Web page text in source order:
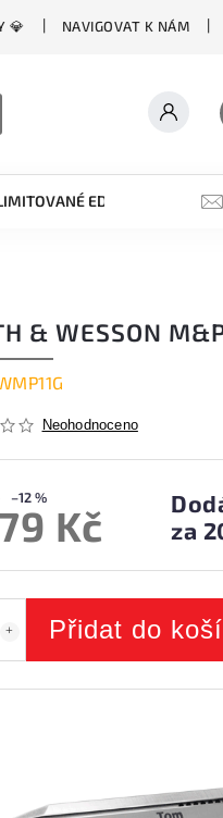
💎 NAVIGOVAT K NÁM
EDICE
& WESSON
Neohodnoceno
–12 %
Kč
za
Přidat do